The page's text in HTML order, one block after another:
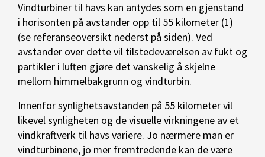
Vindturbiner til havs kan antydes som en gjenstand
i horisonten på avstander opp til 55 kilometer (1)
(se referanseoversikt nederst på siden). Ved
avstander over dette vil tilstedeværelsen av fukt og
partikler i luften gjøre det vanskelig å skjelne
mellom himmelbakgrunn og vindturbin.
Innenfor synlighetsavstanden på 55 kilometer vil
likevel synligheten og de visuelle virkningene av et
vindkraftverk til havs variere. Jo nærmere man er
vindturbinene, jo mer fremtredende kan de være